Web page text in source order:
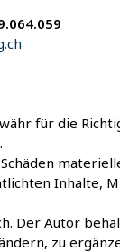
für die
Inhalte,
Der Autor
zu